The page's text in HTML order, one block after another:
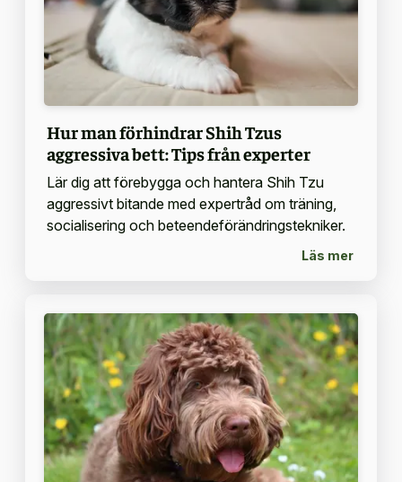
Hur man förhindrar Shih Tzus
aggressiva bett: Tips från experter
Lär dig att förebygga och hantera Shih Tzu
aggressivt bitande med expertråd om träning,
socialisering och beteendeförändringstekniker.
Läs mer